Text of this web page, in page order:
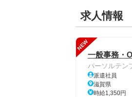
求人情報
NEW
一般事務・
パーソルテン
派遣社員
滋賀県
時給1,350円